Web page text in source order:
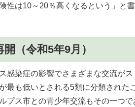
性は10～20％高くなるという」と
（令和5年9月）
感染症の影響でさまざまな交流が
最も低いとされる5類に分類された
プス市との青少年交流もその一つで